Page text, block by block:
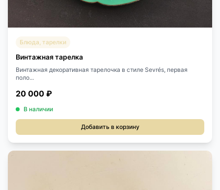
Блюда, тарелки
Винтажная тарелка
Винтажная декоративная тарелочка в стиле Sevrés, первая
поло...
20 000 ₽
В наличии
Добавить в корзину